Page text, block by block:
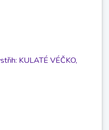
KULATÉ VÉČKO,